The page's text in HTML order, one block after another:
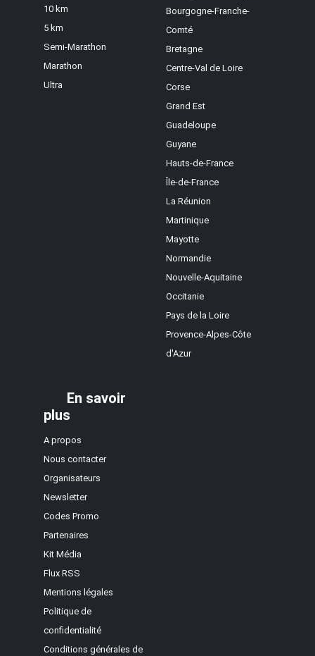
10 km
5 km
Semi-Marathon
Marathon
Ultra
Bourgogne-Franche-
Comté
Bretagne
Centre-Val de Loire
Corse
Grand Est
Guadeloupe
Guyane
Hauts-de-France
Île-de-France
La Réunion
Martinique
Mayotte
Normandie
Nouvelle-Aquitaine
Occitanie
Pays de la Loire
Provence-Alpes-Côte
d'Azur
En savoir
plus
A propos
Nous contacter
Organisateurs
Newsletter
Codes Promo
Partenaires
Kit Média
Flux RSS
Mentions légales
Politique de
confidentialité
Conditions générales de